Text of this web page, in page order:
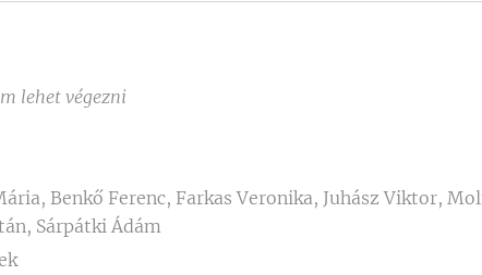
lehet végezni
Benkő Ferenc, Farkas Veronika, Juhász Viktor,
Sárpátki Ádám